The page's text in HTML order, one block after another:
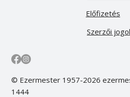
Előfizetés
Szerzői
© Ezermester 1957-2026
1444